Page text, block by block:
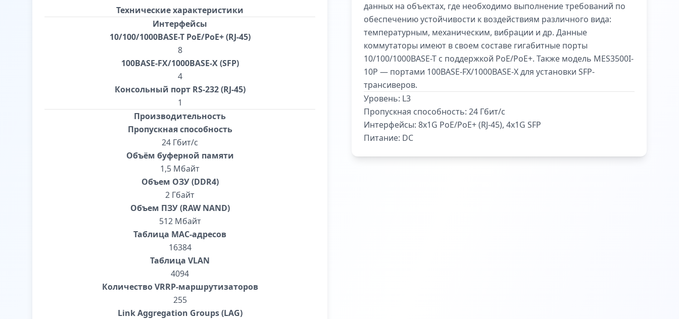
данных на объектах, где необходимо выполнение требований по
обеспечению устойчивости к воздействиям различного вида:
температурным, механическим, вибрации и др. Данные
коммутаторы имеют в своем составе гигабитные порты
10/100/1000BASE-T с поддержкой PoE/PoE+. Также модель MES3500I-
10P — портами 100BASE-FX/1000BASE-X для установки SFP-
трансиверов.
Уровень: L3
Пропускная способность: 24 Гбит/с
Интерфейсы: 8x1G PoE/PoE+ (RJ-45), 4x1G SFP
Питание: DC
Технические характеристики
Интерфейсы
10/100/1000BASE-T PoE/PoE+ (RJ-45)
8
100BASE-FX/1000BASE-X (SFP)
4
Консольный порт RS-232 (RJ-45)
1
Производительность
Пропускная способность
24 Гбит/с
Объём буферной памяти
1,5 Мбайт
Объем ОЗУ (DDR4)
2 Гбайт
Объем ПЗУ (RAW NAND)
512 Мбайт
Таблица MAC-адресов
16384
Таблица VLAN
4094
Количество VRRP-маршрутизаторов
255
Link Aggregation Groups (LAG)